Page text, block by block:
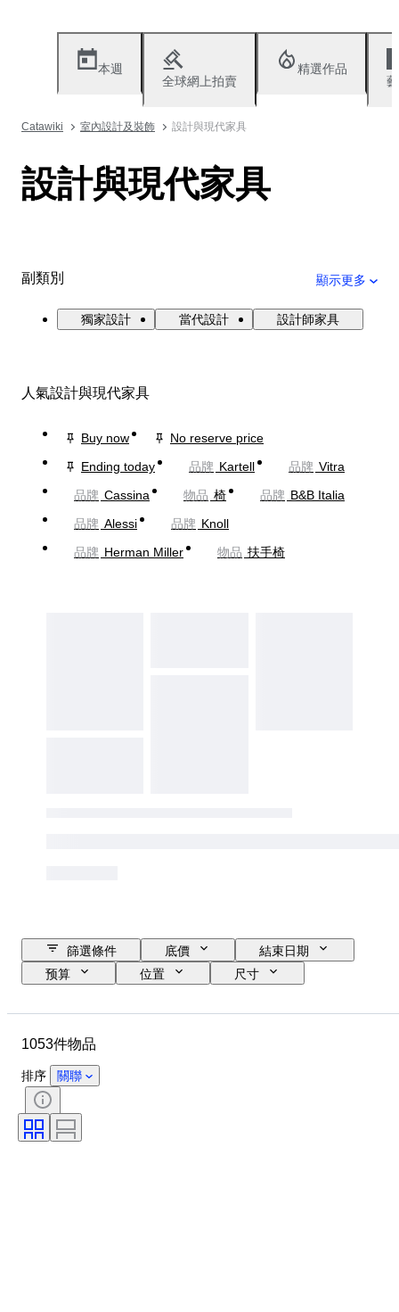
本週
全球網上拍賣
精選作品
Catawiki 室內設計及裝飾 設計與現代家具
設計與現代家具
副類別 顯示更多
獨家設計 當代設計 設計師家具
人氣設計與現代家具
Buy now
No reserve price
Ending today
品牌 Kartell 品牌 Vitra
品牌 Cassina 物品 椅 品牌 B&B Italia
品牌 Alessi 品牌 Knoll
品牌 Herman Miller 物品 扶手椅
篩選條件 底價
結束日期
预算
位置
尺寸
額外
款式
版
時代
電力儲備
1053件物品
排序 關聯